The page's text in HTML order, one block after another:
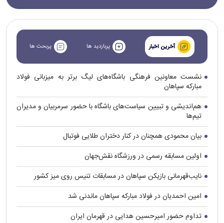
آخرین اخبار پربازدید ها پربحث ها
نشست معاونین فرهنگی باشگاه‌های لیگ برتر به میزبانی فولاد
مبارکه سپاهان
هم‌اندیشی و تبیین سیاست‌های باشگاه با حضور سرمربیان و مدیران
تیم‌ها
بیان محمودی همچنان در کنار دختران طلایی فوتبال
اولین مسابقه رسمی در ورزشگاه نقش‌جهان
نایب‌قهرمانی بازیکن سپاهان در مسابقات تنیس روی میز کشور
امین احمدیان در فولاد مبارکه سپاهان ماندنی شد
تداوم حضور امیرحسین هدایی در قهرمان ایران